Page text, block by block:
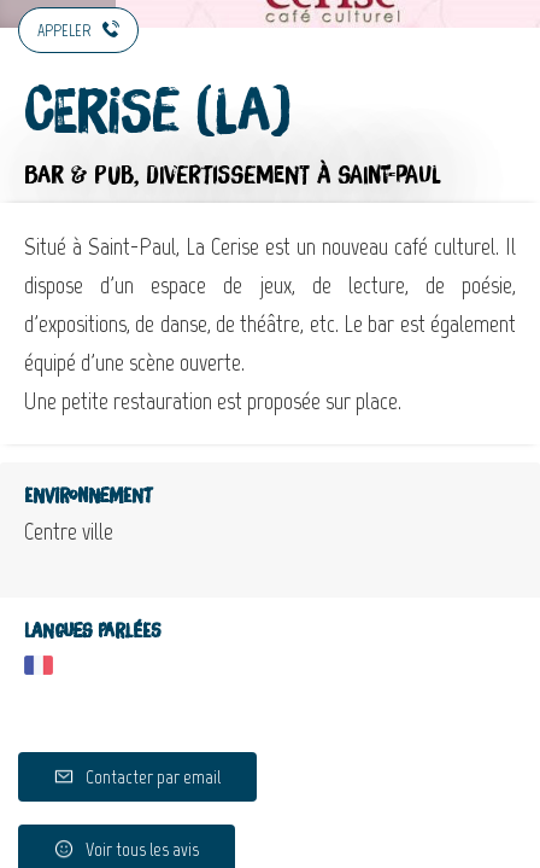
APPELER
Cerise (La)
BAR & PUB, DIVERTISSEMENT À SAINT-PAUL
Situé à Saint-Paul, La Cerise est un nouveau café culturel. Il
dispose d'un espace de jeux, de lecture, de poésie,
d'expositions, de danse, de théâtre, etc. Le bar est également
équipé d'une scène ouverte.
Une petite restauration est proposée sur place.
Environnement
Centre ville
Langues parlées
Contacter par email
Voir tous les avis